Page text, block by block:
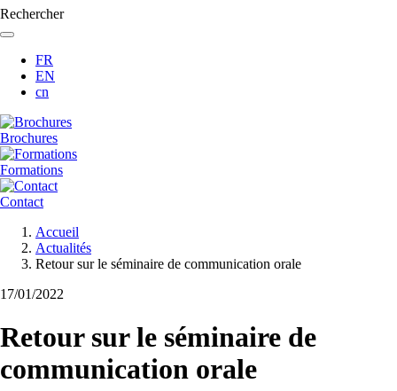
Rechercher
FR
EN
cn
Brochures
Formations
Contact
d'Ariane
Accueil
Actualités
Retour sur le séminaire de communication orale
17/01/2022
Retour sur le séminaire de
communication orale